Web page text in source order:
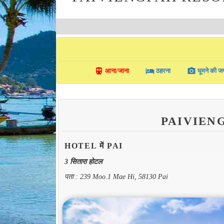
directions_transit आना/जाना local_hotelठहरना photo_camera घूमने की
HOTEL में PAI
3 सितारा होटल
पता : 239 Moo.1 Mae Hi, 58130 Pai